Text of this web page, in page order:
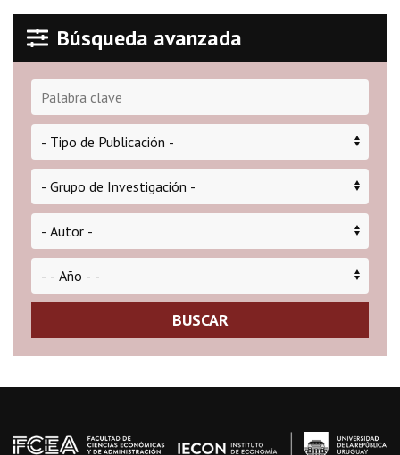
Búsqueda avanzada
BUSCAR